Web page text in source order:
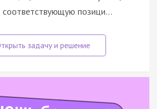
соответствующую позици…